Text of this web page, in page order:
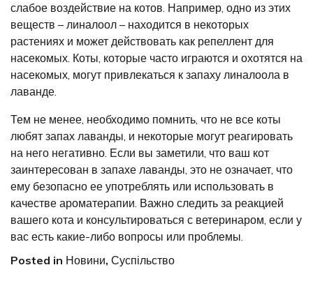
слабое воздействие на котов. Например, одно из этих
веществ – линалоол – находится в некоторых
растениях и может действовать как репеллент для
насекомых. Коты, которые часто играются и охотятся на
насекомых, могут привлекаться к запаху линалоола в
лаванде.
Тем не менее, необходимо помнить, что не все коты
любят запах лаванды, и некоторые могут реагировать
на него негативно. Если вы заметили, что ваш кот
заинтересован в запахе лаванды, это не означает, что
ему безопасно ее употреблять или использовать в
качестве ароматерапии. Важно следить за реакцией
вашего кота и консультироваться с ветеринаром, если у
вас есть какие-либо вопросы или проблемы.
Posted in Новини, Суспільство